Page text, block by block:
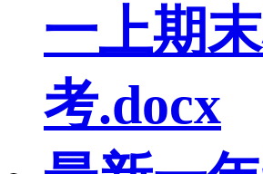
一上期
考.docx